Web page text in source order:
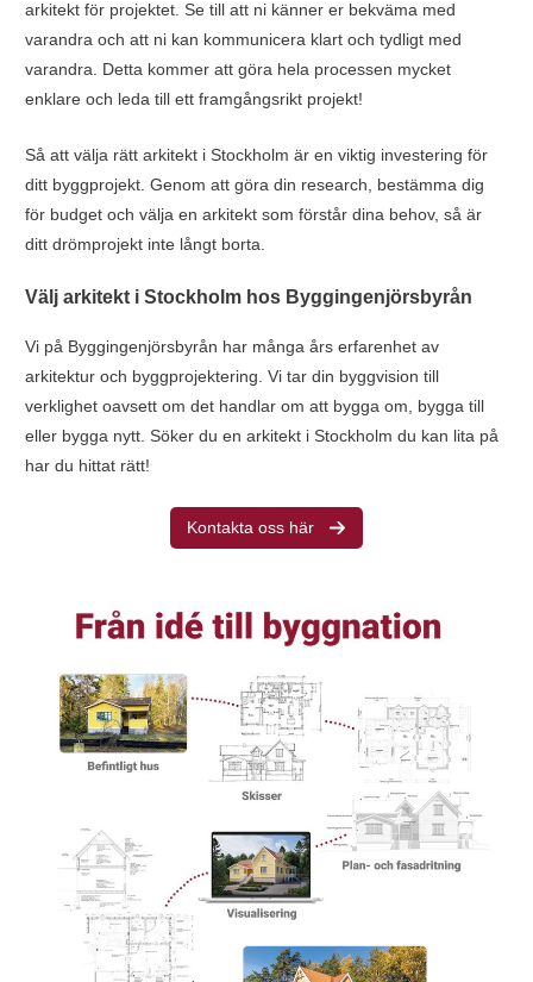
arkitekt för projektet. Se till att ni känner er bekväma med
varandra och att ni kan kommunicera klart och tydligt med
varandra. Detta kommer att göra hela processen mycket
enklare och leda till ett framgångsrikt projekt!
Så att välja rätt arkitekt i Stockholm är en viktig investering för
ditt byggprojekt. Genom att göra din research, bestämma dig
för budget och välja en arkitekt som förstår dina behov, så är
ditt drömprojekt inte långt borta.
Välj arkitekt i Stockholm hos Byggingenjörsbyrån
Vi på Byggingenjörsbyrån har många års erfarenhet av
arkitektur och byggprojektering. Vi tar din byggvision till
verklighet oavsett om det handlar om att bygga om, bygga till
eller bygga nytt. Söker du en arkitekt i Stockholm du kan lita på
har du hittat rätt!
Kontakta oss här